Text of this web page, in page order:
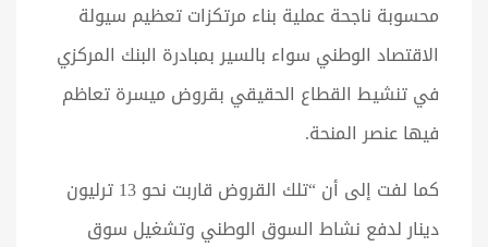
محسوبة ناجحة عملية بناء مرتكزات تعظيم سيولة
الاقتصاد الوطني سواء بالسير بمبادرة البنك المركزي
في تنشيط القطاع الحقيقي بقروض ميسرة تعاظم
فيها عنصر المنحة.
كما لفت إلى أن “تلك القروض قاربت نحو 13 ترليون
دينار لدفع نشاط السوق الوطني وتشغيل سوق